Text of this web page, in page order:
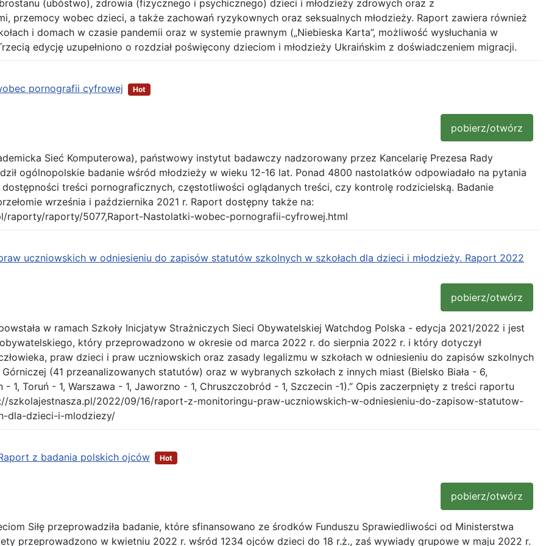
(ubóstwo), zdrowia (fizycznego i psychicznego) dzieci i młodzieży zdrowych oraz z
przemocy wobec dzieci, a także zachowań ryzykownych oraz seksualnych młodzieży. Raport zawiera również
i domach w czasie pandemii oraz w systemie prawnym („Niebieska Karta”, możliwość wysłuchania w
edycję uzupełniono o rozdział poświęcony dzieciom i młodzieży Ukraińskim z doświadczeniem migracji.
pornografii cyfrowej Hot
pobierz/otwórz
Sieć Komputerowa), państwowy instytut badawczy nadzorowany przez Kancelarię Prezesa Rady
ogólnopolskie badanie wśród młodzieży w wieku 12-16 lat. Ponad 4800 nastolatków odpowiadało na pytania
treści pornograficznych, częstotliwości oglądanych treści, czy kontrolę rodzicielską. Badanie
września i października 2021 r. Raport dostępny także na:
raporty/raporty/5077,Raport-Nastolatki-wobec-pornografii-cyfrowej.html
uczniowskich w odniesieniu do zapisów statutów szkolnych w szkołach dla dzieci i młodzieży. Raport 2022
pobierz/otwórz
w ramach Szkoły Inicjatyw Strażniczych Sieci Obywatelskiej Watchdog Polska - edycja 2021/2022 i jest
który przeprowadzono w okresie od marca 2022 r. do sierpnia 2022 r. i który dotyczył
praw dzieci i praw uczniowskich oraz zasady legalizmu w szkołach w odniesieniu do zapisów szkolnych
(41 przeanalizowanych statutów) oraz w wybranych szkołach z innych miast (Bielsko Biała - 6,
- 1, Toruń - 1, Warszawa - 1, Jaworzno - 1, Chruszczobród - 1, Szczecin -1).” Opis zaczerpnięty z treści raportu
szkolajestnasza.pl/2022/09/16/raport-z-monitoringu-praw-uczniowskich-w-odniesieniu-do-zapisow-statutow-
dla-dzieci-i-mlodziezy/
z badania polskich ojców Hot
pobierz/otwórz
Siłę przeprowadziła badanie, które sfinansowano ze środków Funduszu Sprawiedliwości od Ministerstwa
przeprowadzono w kwietniu 2022 r. wśród 1234 ojców dzieci do 18 r.ż., zaś wywiady grupowe w maju 2022 r.